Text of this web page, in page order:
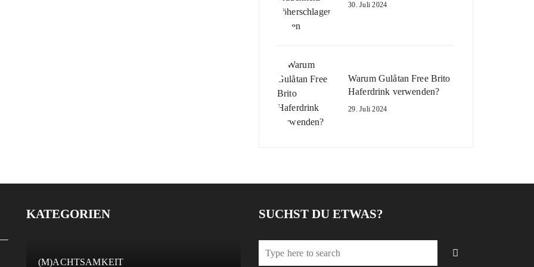
30. Juli 2024
Warum Gulåtan Free Brito
Haferdrink verwenden?
29. Juli 2024
KATEGORIEN
(M)ACHTSAMKEIT
SUCHST DU ETWAS?